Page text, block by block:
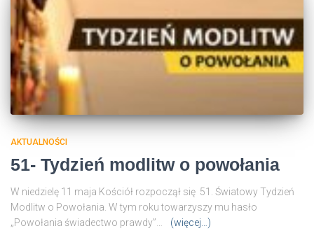
AKTUALNOŚCI
51- Tydzień modlitw o powołania
W niedzielę 11 maja Kościół rozpoczął się 51. Światowy Tydzień
Modlitw o Powołania. W tym roku towarzyszy mu hasło
„Powołania świadectwo prawdy”…
(więcej…)